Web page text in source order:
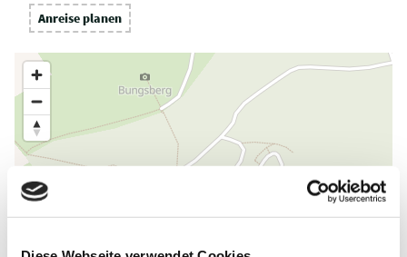
Anreise planen